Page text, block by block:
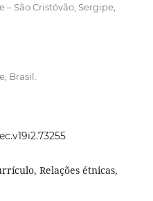
São Cristóvão, Sergipe,
Brasil.
Relações étnicas,